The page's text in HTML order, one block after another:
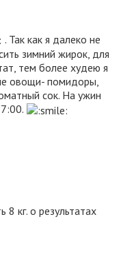
. Так как я далеко не
зимний жирок, для
тем более худею я
овощи- помидоры,
сок. На ужин
8 кг. о результатах